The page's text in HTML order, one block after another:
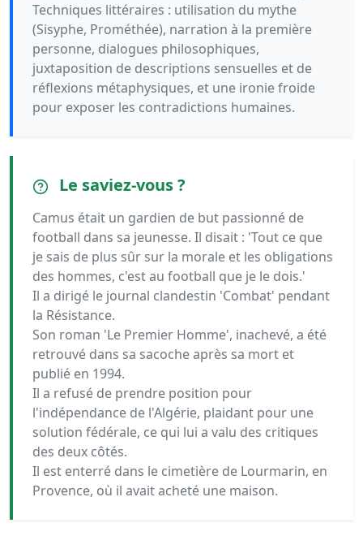
Techniques littéraires : utilisation du mythe
(Sisyphe, Prométhée), narration à la première
personne, dialogues philosophiques,
juxtaposition de descriptions sensuelles et de
réflexions métaphysiques, et une ironie froide
pour exposer les contradictions humaines.
Le saviez-vous ?
Camus était un gardien de but passionné de
football dans sa jeunesse. Il disait : 'Tout ce que
je sais de plus sûr sur la morale et les obligations
des hommes, c'est au football que je le dois.'
Il a dirigé le journal clandestin 'Combat' pendant
la Résistance.
Son roman 'Le Premier Homme', inachevé, a été
retrouvé dans sa sacoche après sa mort et
publié en 1994.
Il a refusé de prendre position pour
l'indépendance de l'Algérie, plaidant pour une
solution fédérale, ce qui lui a valu des critiques
des deux côtés.
Il est enterré dans le cimetière de Lourmarin, en
Provence, où il avait acheté une maison.